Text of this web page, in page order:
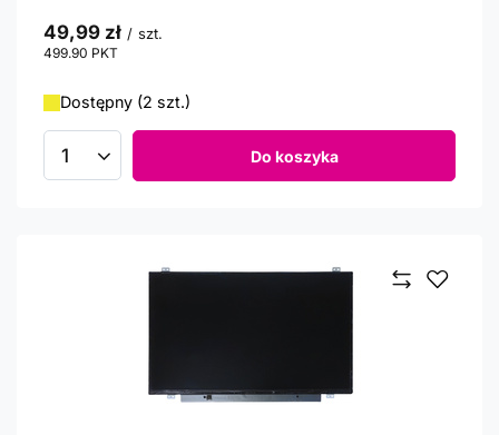
49,99 zł / szt.
499.90 PKT
Dostępny (2 szt.)
Ilość produktów Do koszyka